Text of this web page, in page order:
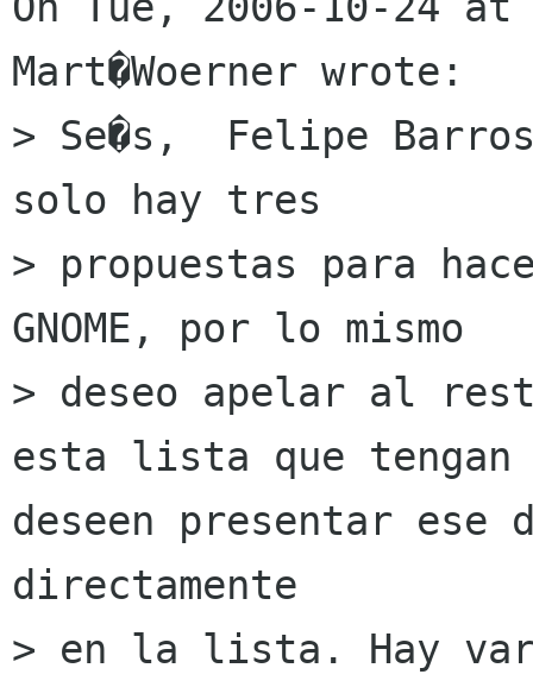
Mart�Woerner wrote:
> Se�s,  Felipe
solo hay tres
> propuestas para
GNOME, por lo mismo
> deseo apelar al
esta lista que tengan
deseen presentar ese
directamente
> en la lista. Hay